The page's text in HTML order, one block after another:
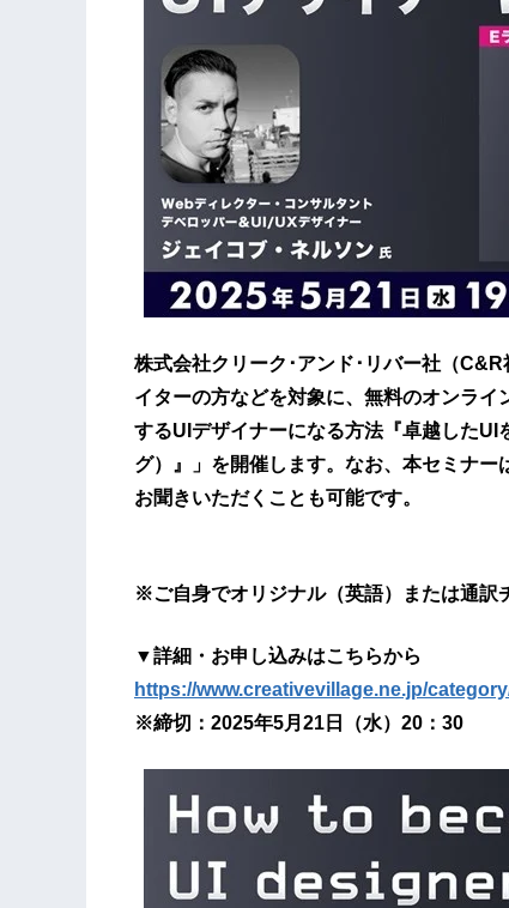
株式会社クリーク･アンド･リバー社（
イターの方などを対象に、無料のオンラ
するUIデザイナーになる方法『卓越した
グ）』」を開催します。なお、本セミナ
お聞きいただくことも可能です。
※ご自身でオリジナル（英語）または通訳
▼詳細・お申し込みはこちらから
https://www.creativevillage.ne.jp/
※締切：2025年5月21日（水）20：30